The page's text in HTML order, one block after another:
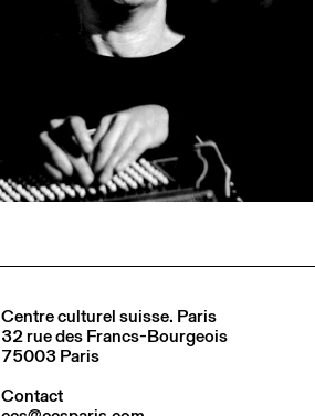
Centre culturel suisse. Paris
32 rue des Francs-Bourgeois
75003 Paris
Contact